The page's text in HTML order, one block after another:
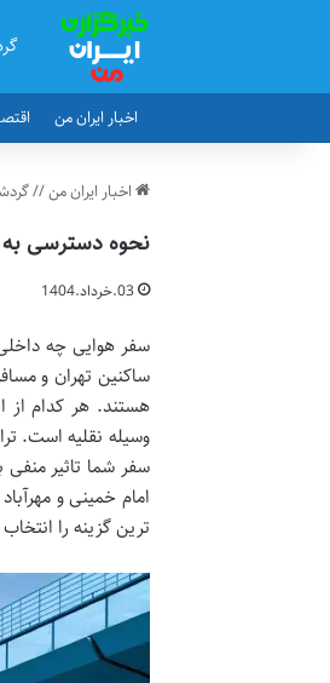
اخبار ایران من
اخبار ایران من//
نحوه دسترسی به
03.خرداد.1404
سفر هوایی چه
ساکنین تهران و
هستند. هر کدام از
وسیله نقلیه است.
سفر شما تاثیر
امام خمینی و
ترین گزینه را